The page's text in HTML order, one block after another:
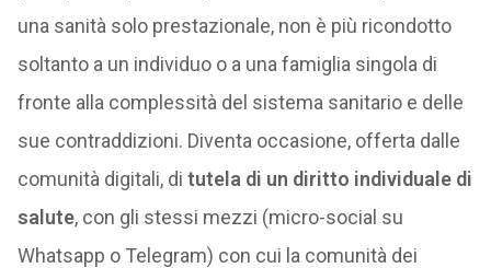
una sanità solo prestazionale, non è più ricondotto
soltanto a un individuo o a una famiglia singola di
fronte alla complessità del sistema sanitario e delle
sue contraddizioni. Diventa occasione, offerta dalle
comunità digitali, di tutela di un diritto individuale di
salute, con gli stessi mezzi (micro-social su
Whatsapp o Telegram) con cui la comunità dei